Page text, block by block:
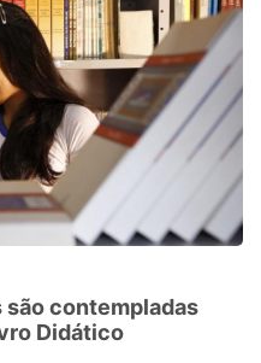
são contempladas
Didático